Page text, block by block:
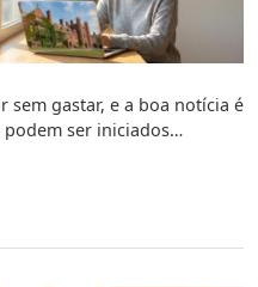
gastar, e a boa notícia é
ser iniciados…